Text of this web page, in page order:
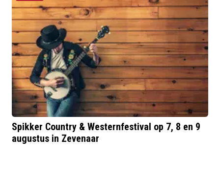
Spikker Country & Westernfestival op 7, 8 en 9
augustus in Zevenaar